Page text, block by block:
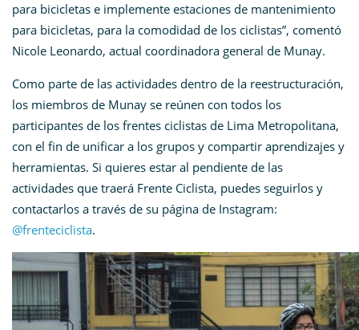
para bicicletas e implemente estaciones de mantenimiento
para bicicletas, para la comodidad de los ciclistas”, comentó
Nicole Leonardo, actual coordinadora general de Munay.
Como parte de las actividades dentro de la reestructuración,
los miembros de Munay se reúnen con todos los
participantes de los frentes ciclistas de Lima Metropolitana,
con el fin de unificar a los grupos y compartir aprendizajes y
herramientas. Si quieres estar al pendiente de las
actividades que traerá Frente Ciclista, puedes seguirlos y
contactarlos a través de su página de Instagram:
@frenteciclista.